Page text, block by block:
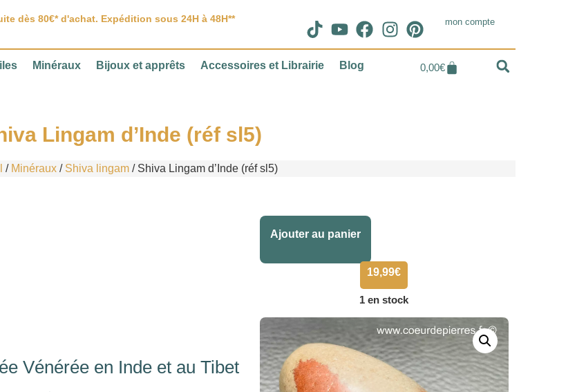
dès 80€* d'achat. Expédition sous 24H à 48H** mon compte
Minéraux Bijoux et apprêts Accessoires et Librairie Blog 0,00€
Lingam d’Inde (réf sl5)
/ Minéraux/ Shiva lingam/ Shiva Lingam d’Inde (réf sl5)
Vénérée en Inde et au Tibet
19,99€
1 en stock
Ajouter au panier
Alternative: